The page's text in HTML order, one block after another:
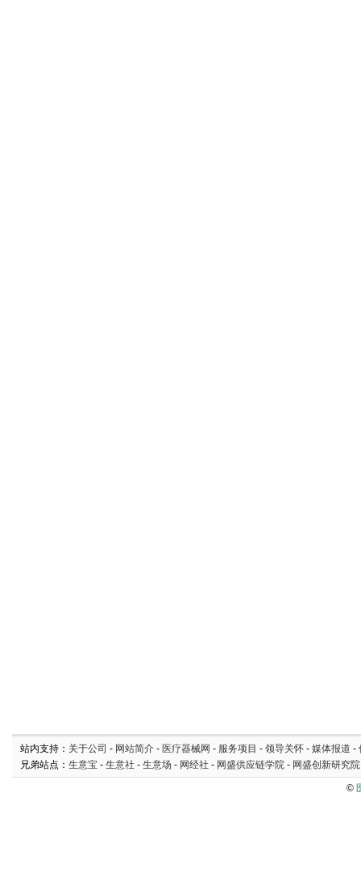
站内支持： 关于公司 - 网站简介 - 医疗器械网 - 服务项目 - 领导关怀 - 媒体报道 -
兄弟站点： 生意宝 - 生意社 - 生意场 - 网经社 - 网盛供应链学院 - 网盛创新研究院
©